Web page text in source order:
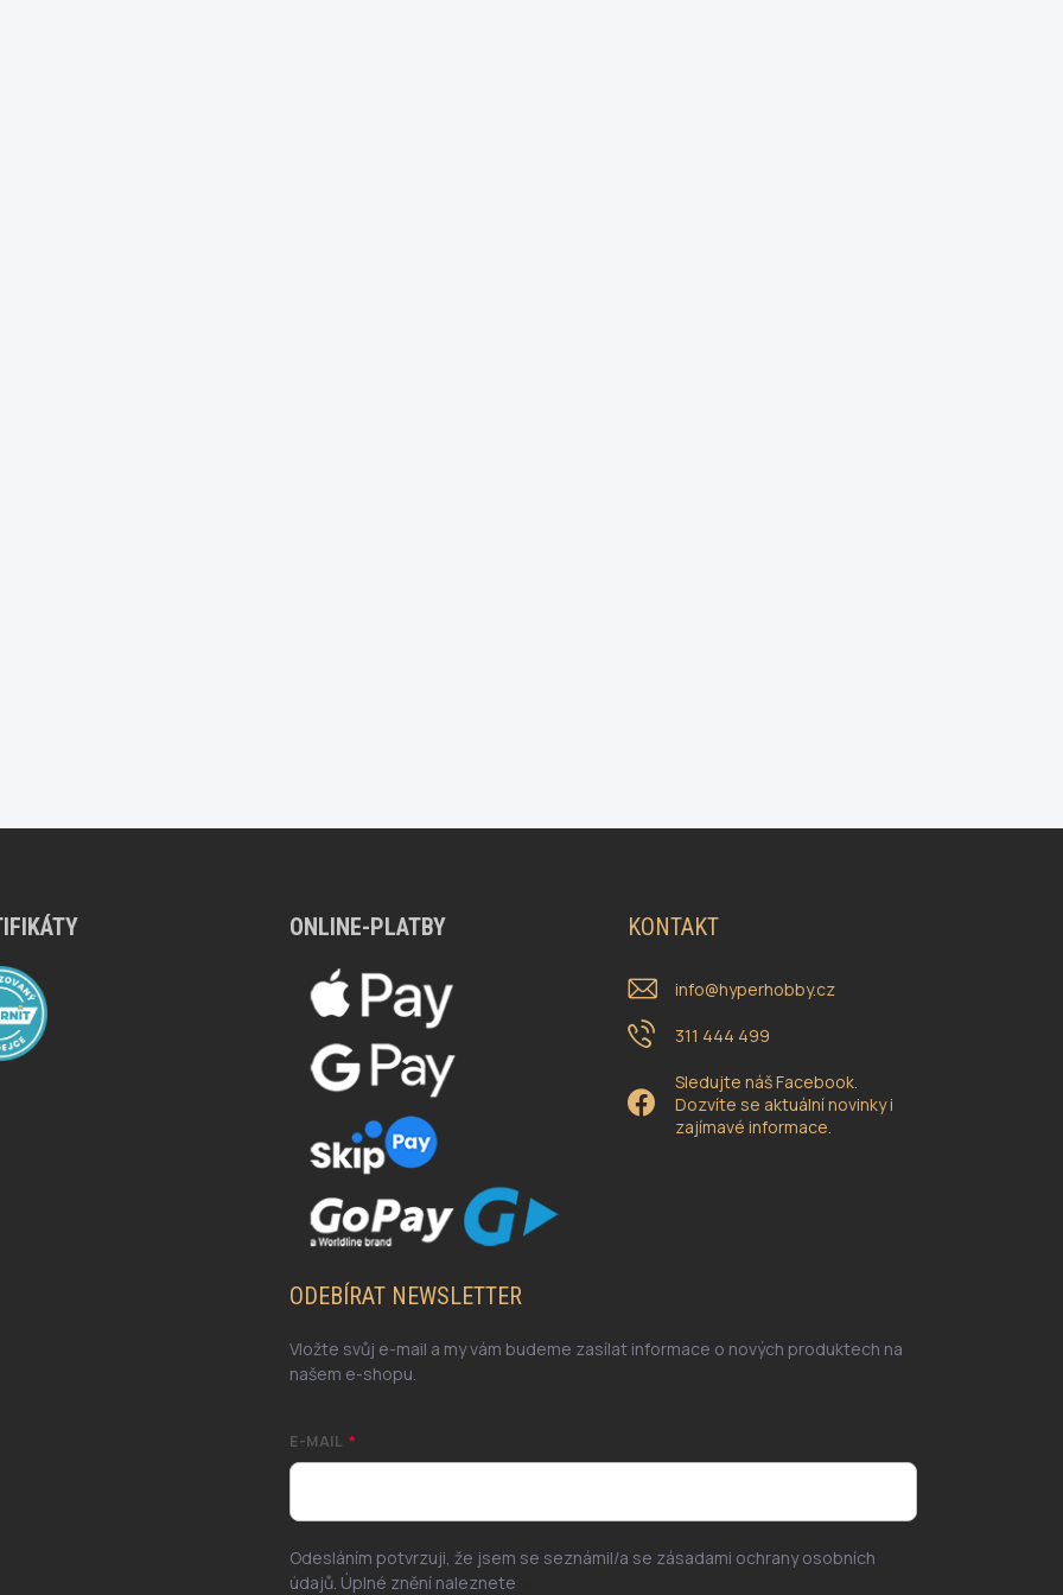
ONLINE-PLATBY KONTAKT
info@hyperhobby.cz
311 444 499
Sledujte náš Facebook.
Dozvíte se aktuální novinky i
zajímavé informace.
ODEBÍRAT NEWSLETTER
Vložte svůj e-mail a my vám budeme zasílat informace o nových produktech na
našem e-shopu.
E-MAIL
Odesláním potvrzuji, že jsem se seznámil/a se zásadami ochrany osobních
údajů. Úplné znění naleznete